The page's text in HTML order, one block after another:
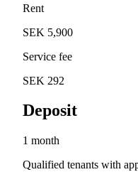
Rent
SEK 5,900
Service fee
SEK 292
Deposit
1 month
Qualified tenants with